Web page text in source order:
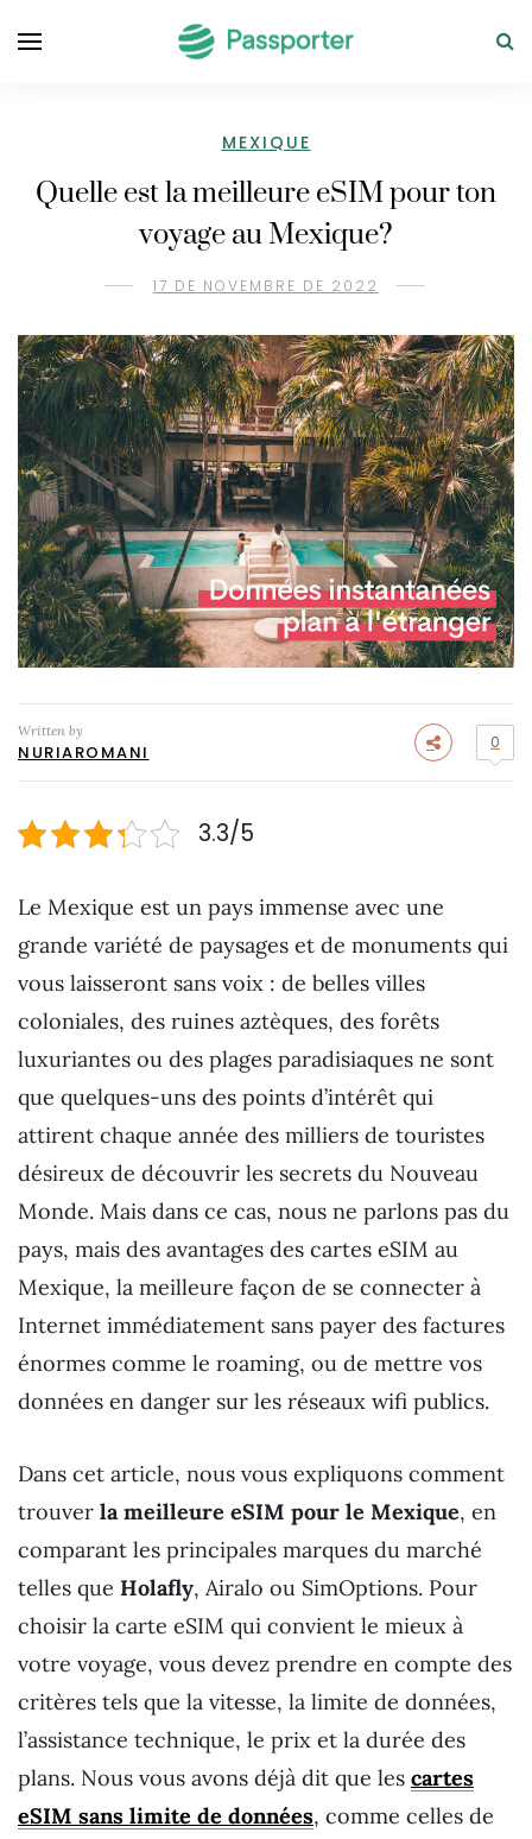
MEXIQUE
Quelle est la meilleure eSIM pour ton
voyage au Mexique?
17 DE NOVEMBRE DE 2022
Written by
NURIAROMANI 0
3.3/5
Le Mexique est un pays immense avec une
grande variété de paysages et de monuments qui
vous laisseront sans voix : de belles villes
coloniales, des ruines aztèques, des forêts
luxuriantes ou des plages paradisiaques ne sont
que quelques-uns des points d’intérêt qui
attirent chaque année des milliers de touristes
désireux de découvrir les secrets du Nouveau
Monde. Mais dans ce cas, nous ne parlons pas du
pays, mais des avantages des cartes eSIM au
Mexique, la meilleure façon de se connecter à
Internet immédiatement sans payer des factures
énormes comme le roaming, ou de mettre vos
données en danger sur les réseaux wifi publics.
Dans cet article, nous vous expliquons comment
trouver la meilleure eSIM pour le Mexique, en
comparant les principales marques du marché
telles que Holafly, Airalo ou SimOptions. Pour
choisir la carte eSIM qui convient le mieux à
votre voyage, vous devez prendre en compte des
critères tels que la vitesse, la limite de données,
l’assistance technique, le prix et la durée des
plans. Nous vous avons déjà dit que les cartes
eSIM sans limite de données, comme celles de